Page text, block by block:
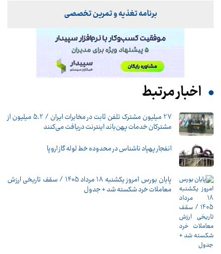
برنامه تغذیه و تمرین تخصصی
اخبار مرتبط
27 میلیون مشترک تلفن ثابت در مخابرات ایران / 5.2 میلیون از
مشترکان خدمات پهن‌باند اینترنت دریافت می‌کنند
انفجار پهپاد ناشناس در محدوده خط لوله گاز اروپا
پایان بورس امروز یکشنبه 18 مرداد 1405 / سقف تاریخی ارزش
معاملات خرد شکسته شد + جدول